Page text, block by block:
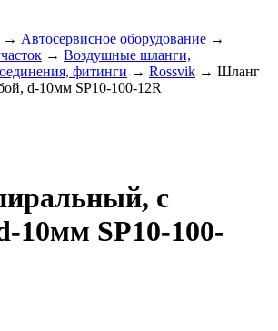
→ Автосервисное оборудование →
→ Воздушные шланги,
фитинги → Rossvik → Шланг
d-10мм SP10-100-12R
с
10мм SP10-100-